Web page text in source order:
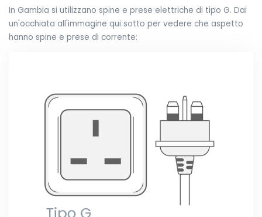
In Gambia si utilizzano spine e prese elettriche di tipo G. Dai
un'occhiata all'immagine qui sotto per vedere che aspetto
hanno spine e prese di corrente: